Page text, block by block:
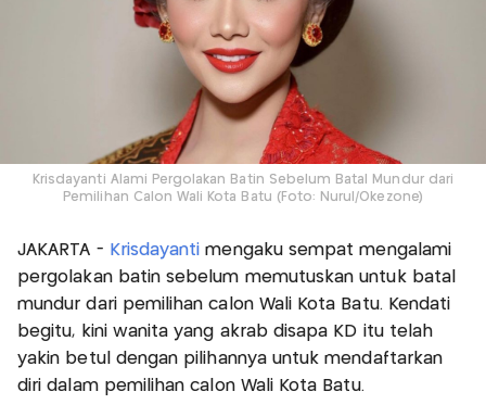
Krisdayanti Alami Pergolakan Batin Sebelum Batal Mundur dari
Pemilihan Calon Wali Kota Batu (Foto: Nurul/Okezone)
JAKARTA - Krisdayanti mengaku sempat mengalami
pergolakan batin sebelum memutuskan untuk batal
mundur dari pemilihan calon Wali Kota Batu. Kendati
begitu, kini wanita yang akrab disapa KD itu telah
yakin betul dengan pilihannya untuk mendaftarkan
diri dalam pemilihan calon Wali Kota Batu.